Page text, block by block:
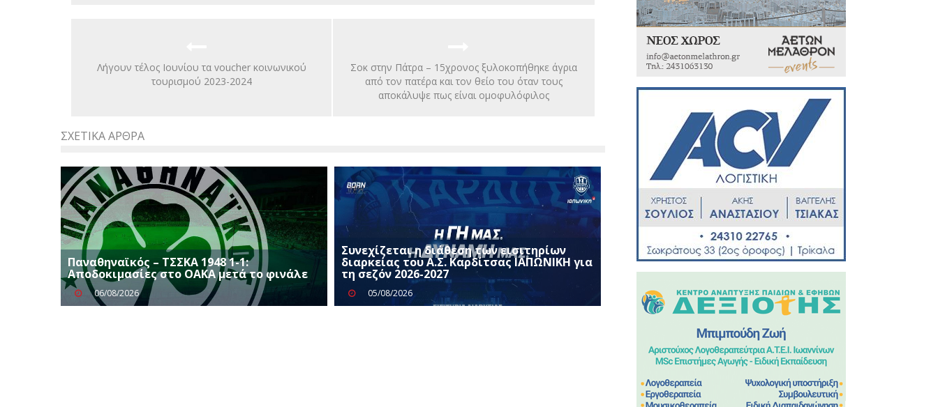
Λήγουν τέλος Ιουνίου τα voucher κοινωνικού
τουρισμού 2023-2024
Σοκ στην Πάτρα – 15χρονος ξυλοκοπήθηκε άγρια
από τον πατέρα και τον θείο του όταν τους
αποκάλυψε πως είναι ομοφυλόφιλος
ΣΧΕΤΙΚΆ ΆΡΘΡΑ
Παναθηναϊκός – ΤΣΣΚΑ 1948 1-1:
Αποδοκιμασίες στο ΟΑΚΑ μετά το φινάλε
06/08/2026
Συνεχίζεται η διάθεση των εισιτηρίων
διαρκείας του Α.Σ. Καρδίτσας ΙΑΠΩΝΙΚΗ για
τη σεζόν 2026-2027
05/08/2026